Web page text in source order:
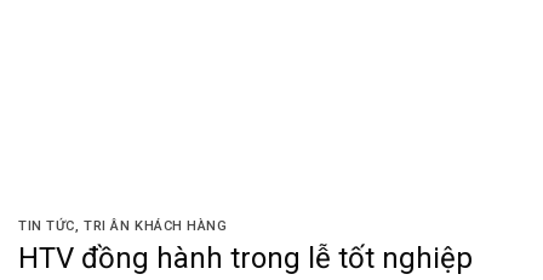
TIN TỨC,TRI ÂN KHÁCH HÀNG
HTV đồng hành trong lễ tốt nghiệp